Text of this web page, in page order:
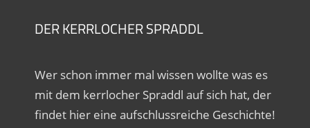
DER KERRLOCHER SPRADDL
Wer schon immer mal wissen wollte was es
mit dem kerrlocher Spraddl auf sich hat, der
findet hier eine aufschlussreiche Geschichte!